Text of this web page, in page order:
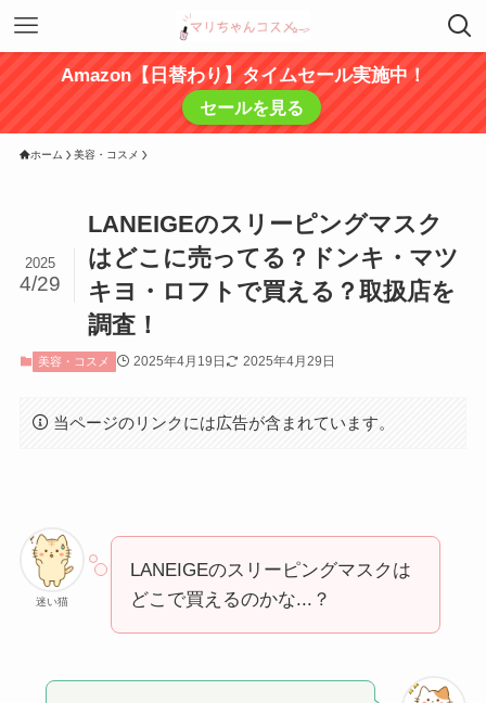
Amazon【日替わり】タイムセール実施中！
セールを見る
ホーム 美容・コスメ
LANEIGEのスリーピングマスク
はどこに売ってる？ドンキ・マツ
キヨ・ロフトで買える？取扱店を
調査！
2025
4/29
美容・コスメ 2025年4月19日 2025年4月29日
当ページのリンクには広告が含まれています。
迷い猫
LANEIGEのスリーピングマスクは
どこで買えるのかな...？